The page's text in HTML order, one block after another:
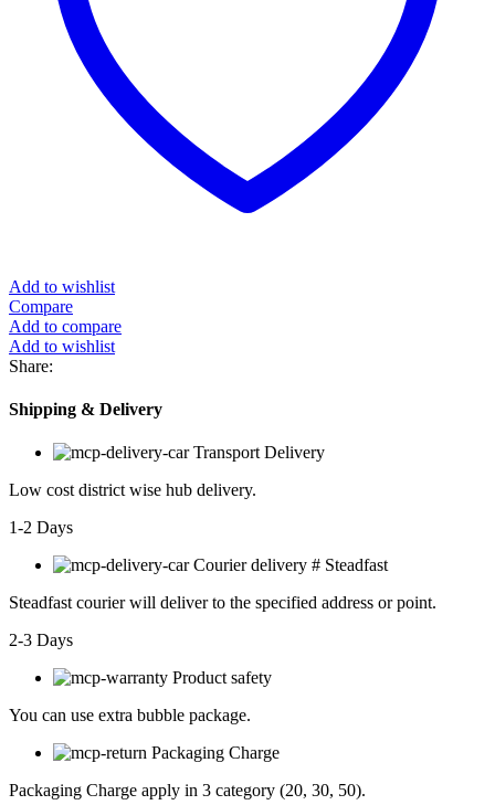
Add to wishlist
Compare
Add to compare
Add to wishlist
Share:
Shipping & Delivery
Transport Delivery
Low cost district wise hub delivery.
1-2 Days
Courier delivery # Steadfast
Steadfast courier will deliver to the specified address or point.
2-3 Days
Product safety
You can use extra bubble package.
Packaging Charge
Packaging Charge apply in 3 category (20, 30, 50).